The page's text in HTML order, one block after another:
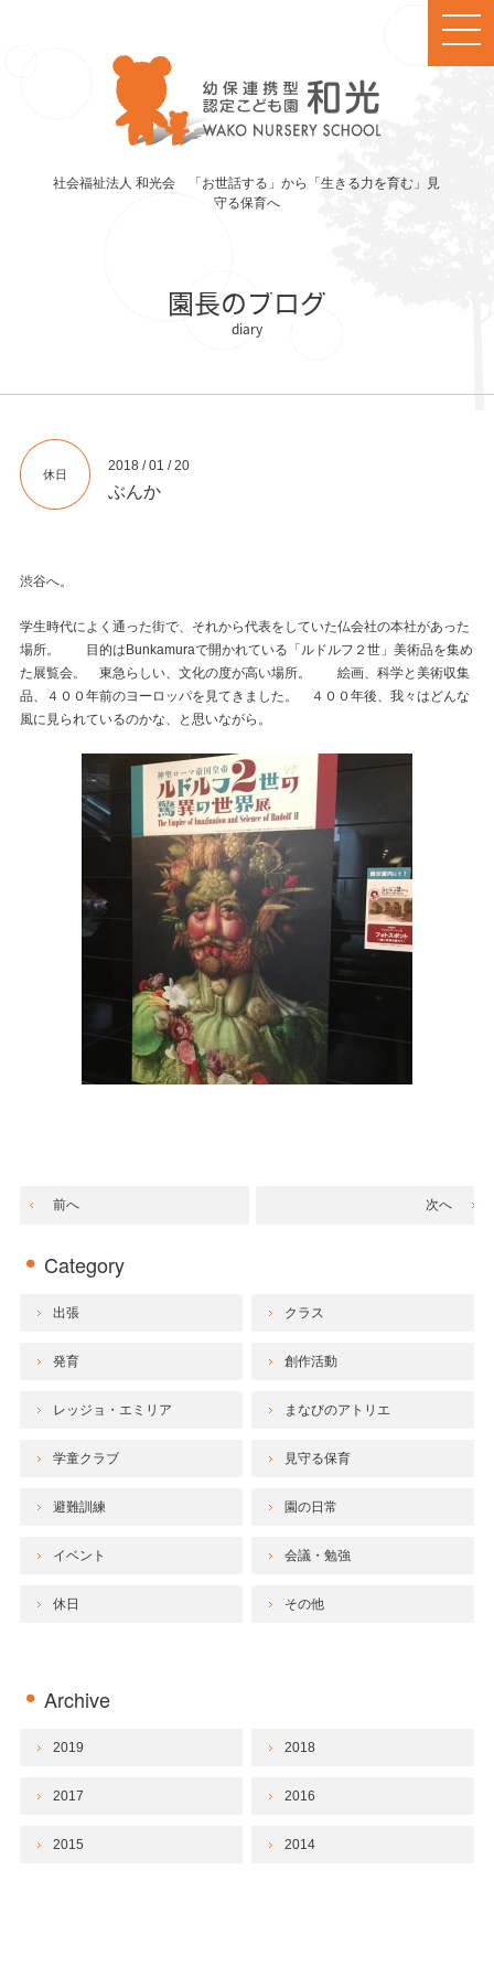
社会福祉法人 和光会 「お世話する」から「生きる力を育む」見
守る保育へ
園長のブログ
休日
2018 / 01 / 20
ぶんか
渋谷へ。
学生時代によく通った街で、それから代表をしていた仏会社の本社があった
場所。 目的はBunkamuraで開かれている「ルドルフ２世」美術品を集め
た展覧会。 東急らしい、文化の度が高い場所。 絵画、科学と美術収集
品、４００年前のヨーロッパを見てきました。 ４００年後、我々はどんな
風に見られているのかな、と思いながら。
前へ 次へ
Category
出張 クラス
発育 創作活動
レッジョ・エミリア まなびのアトリエ
学童クラブ 見守る保育
避難訓練 園の日常
イベント 会議・勉強
休日 その他
Archive
2019 2018
2017 2016
2015 2014